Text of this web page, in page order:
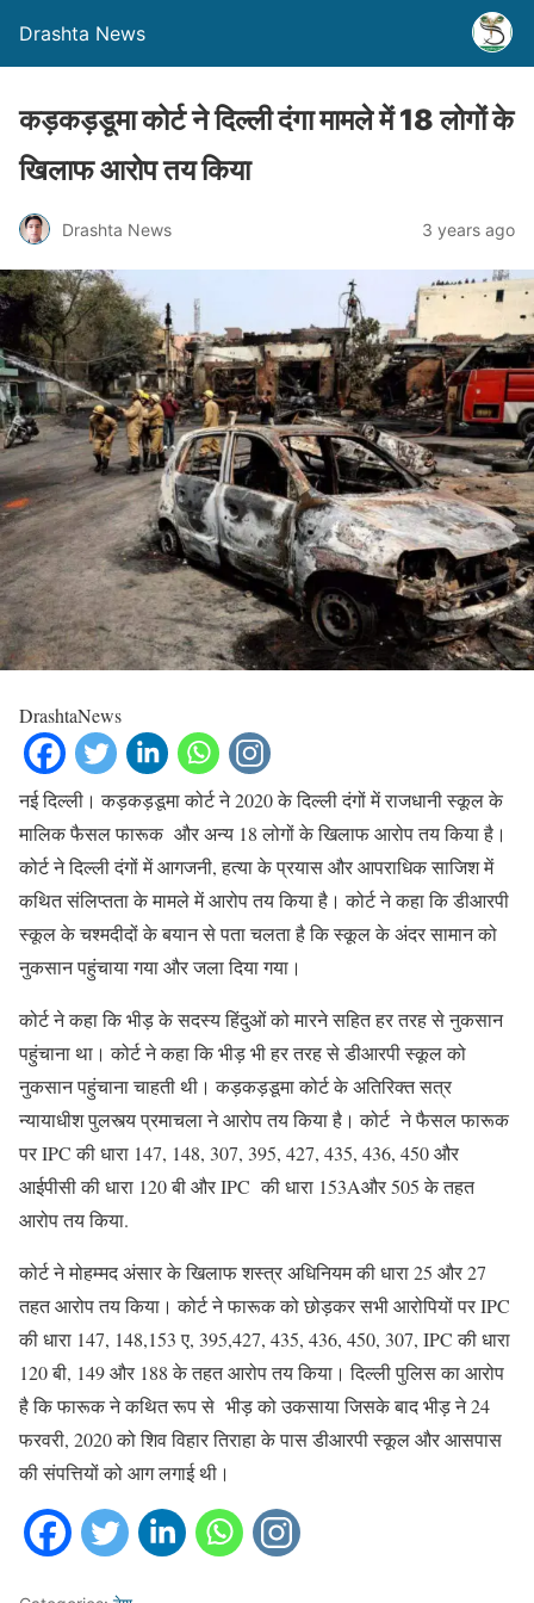
Drashta News
कड़कड़डूमा कोर्ट ने दिल्ली दंगा मामले में 18 लोगों के
खिलाफ आरोप तय किया
Drashta News 3 years ago
DrashtaNews
नई दिल्ली। कड़कड़डूमा कोर्ट ने 2020 के दिल्ली दंगों में राजधानी स्कूल के
मालिक फैसल फारूक और अन्य 18 लोगों के खिलाफ आरोप तय किया है।
कोर्ट ने दिल्ली दंगों में आगजनी, हत्या के प्रयास और आपराधिक साजिश में
कथित संलिप्तता के मामले में आरोप तय किया है। कोर्ट ने कहा कि डीआरपी
स्कूल के चश्मदीदों के बयान से पता चलता है कि स्कूल के अंदर सामान को
नुकसान पहुंचाया गया और जला दिया गया।
कोर्ट ने कहा कि भीड़ के सदस्य हिंदुओं को मारने सहित हर तरह से नुकसान
पहुंचाना था। कोर्ट ने कहा कि भीड़ भी हर तरह से डीआरपी स्कूल को
नुकसान पहुंचाना चाहती थी। कड़कड़डूमा कोर्ट के अतिरिक्त सत्र
न्यायाधीश पुलस्त्य प्रमाचला ने आरोप तय किया है। कोर्ट ने फैसल फारूक
पर IPC की धारा 147, 148, 307, 395, 427, 435, 436, 450 और
आईपीसी की धारा 120 बी और IPC की धारा 153Aऔर 505 के तहत
आरोप तय किया.
कोर्ट ने मोहम्मद अंसार के खिलाफ शस्त्र अधिनियम की धारा 25 और 27
तहत आरोप तय किया। कोर्ट ने फारूक को छोड़कर सभी आरोपियों पर IPC
की धारा 147, 148,153 ए, 395,427, 435, 436, 450, 307, IPC की धारा
120 बी, 149 और 188 के तहत आरोप तय किया। दिल्ली पुलिस का आरोप
है कि फारूक ने कथित रूप से भीड़ को उकसाया जिसके बाद भीड़ ने 24
फरवरी, 2020 को शिव विहार तिराहा के पास डीआरपी स्कूल और आसपास
की संपत्तियों को आग लगाई थी।